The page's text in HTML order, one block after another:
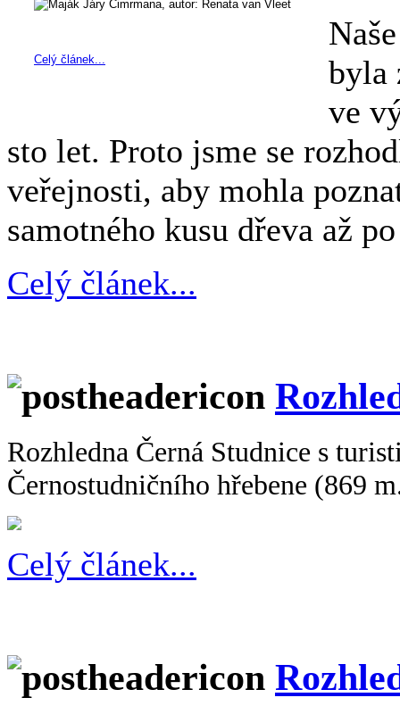
Celý článek...
byla
ve
sto let. Proto jsme se
veřejnosti, aby mohla
samotného kusu dřeva až
Celý článek...
Rozhledna Černá Studnice s
Černostudničního hřebene (869
Celý článek...